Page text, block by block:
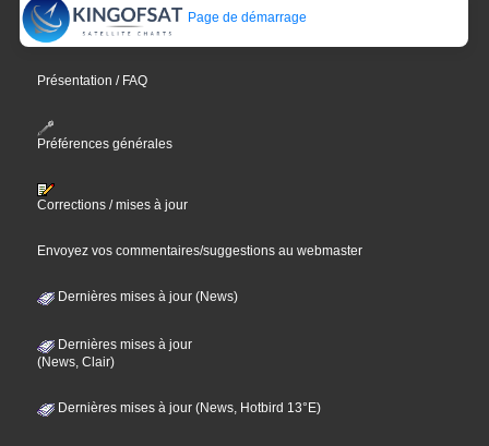
Page de démarrage
Présentation / FAQ
Préférences générales
Corrections / mises à jour
Envoyez vos commentaires/suggestions au webmaster
Dernières mises à jour (News)
Dernières mises à jour
(News, Clair)
Dernières mises à jour (News, Hotbird 13°E)